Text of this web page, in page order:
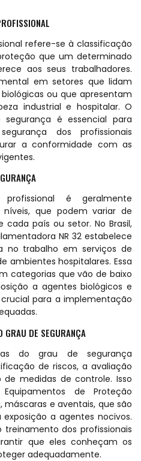
refere-se à classificação
que um determinado
aos seus trabalhadores.
em setores que lidam
ou que apresentam
industrial e hospitalar. O
é essencial para
dos profissionais
a conformidade com as
é geralmente
que podem variar de
país ou setor. No Brasil,
NR 32 estabelece
no trabalho em serviços de
ambientes hospitalares. Essa
categorias que vão de baixo
a agentes biológicos e
para a implementação
GRAU DE SEGURANÇA
do grau de segurança
de riscos, a avaliação
medidas de controle. Isso
de Proteção
máscaras e aventais, que são
a agentes nocivos.
dos profissionais
que eles conheçam os
adequadamente.